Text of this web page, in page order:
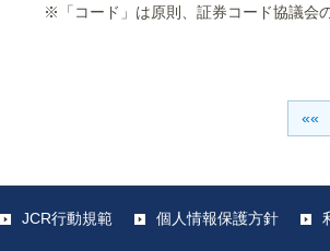
※「コード」は原則、証券コード協議会
««
JCR行動規範 個人情報保護方針